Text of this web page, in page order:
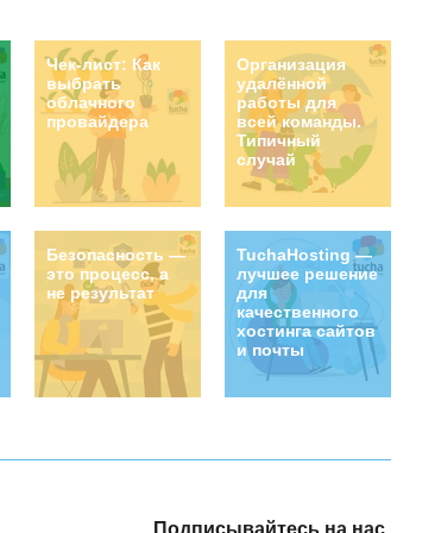
Чек-лист: Как
выбрать
облачного
провайдера
Организация
удалённой
работы для
всей команды.
Типичный
случай
Безопасность —
это процесс, а
не результат
TuchaHosting —
лучшее решение
для
качественного
хостинга сайтов
и почты
Подписывайтесь на нас